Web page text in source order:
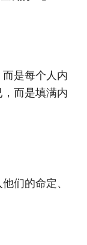
是每个人内
而是填满内
们的命定、